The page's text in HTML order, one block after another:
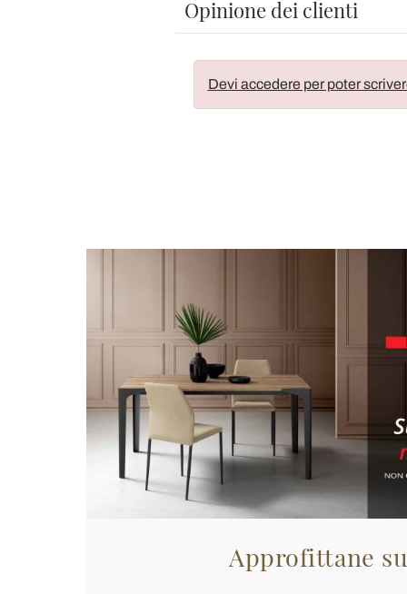
Opinione dei clienti
Devi accedere per poter
Approfittane